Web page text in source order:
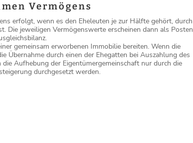
Vermögens
erfolgt, wenn es den Eheleuten je zur Hälfte gehört, durch
Die jeweiligen Vermögenswerte erscheinen dann als Posten
gemeinsam erworbenen Immobilie bereiten. Wenn die
Übernahme durch einen der Ehegatten bei Auszahlung des
Aufhebung der Eigentümergemeinschaft nur durch die
durchgesetzt werden.